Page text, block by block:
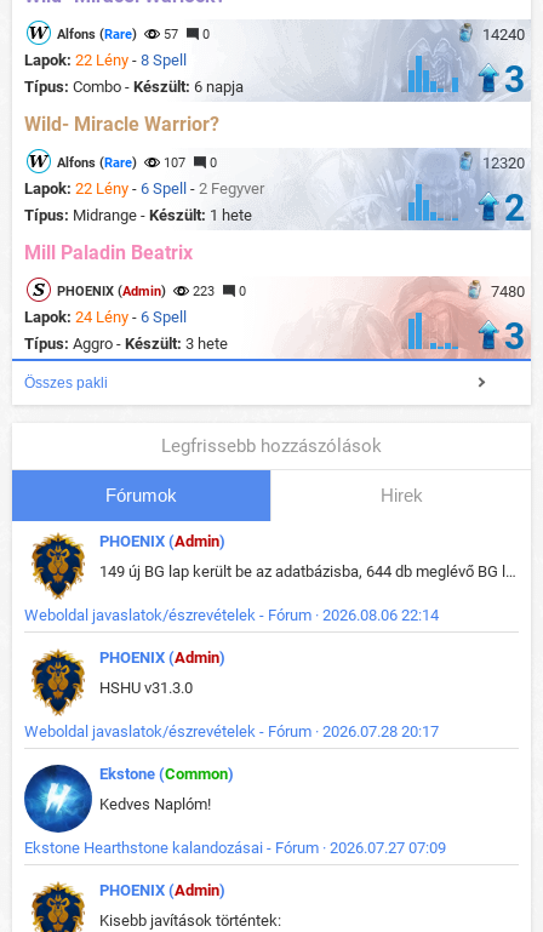
14240
Alfons (Rare) 57 0
Lapok: 22 Lény - 8 Spell
Típus: Combo - Készült: 6 napja 3
Wild- Miracle Warrior?
12320
Alfons (Rare) 107 0
Lapok: 22 Lény - 6 Spell - 2 Fegyver
Típus: Midrange - Készült: 1 hete 2
Mill Paladin Beatrix
7480
PHOENIX (Admin) 223 0
Lapok: 24 Lény - 6 Spell
Típus: Aggro - Készült: 3 hete 3
Összes pakli
Legfrissebb hozzászólások
Fórumok Hirek
PHOENIX (Admin)
149 új BG lap került be az adatbázisba, 644 db meglévő BG lap módosult, bekerültek az új képek a megváltozott lapokhoz is.
Weboldal javaslatok/észrevételek - Fórum · 2026.08.06 22:14
PHOENIX (Admin)
HSHU v31.3.0
Weboldal javaslatok/észrevételek - Fórum · 2026.07.28 20:17
Ekstone (Common)
Kedves Naplóm!
Ekstone Hearthstone kalandozásai - Fórum · 2026.07.27 07:09
PHOENIX (Admin)
Kisebb javítások történtek: